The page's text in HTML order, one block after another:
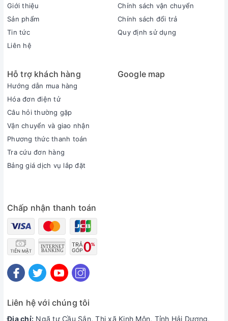
Giới thiệu
Sản phẩm
Tin tức
Liên hệ
Chính sách vận chuyển
Chính sách đổi trả
Quy định sử dụng
Hỗ trợ khách hàng
Hướng dẫn mua hàng
Hóa đơn điện tử
Câu hỏi thường gặp
Vận chuyển và giao nhận
Phương thức thanh toán
Tra cứu đơn hàng
Bảng giá dịch vụ lắp đặt
Google map
Chấp nhận thanh toán
Liên hệ với chúng tôi
Địa chỉ: Ngã tư Cầu Sắn, Thị xã Kinh Môn, Tỉnh Hải Dương,